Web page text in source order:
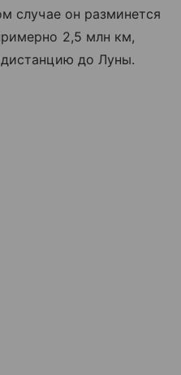
случае он разминется
2,5 млн км,
до Луны.